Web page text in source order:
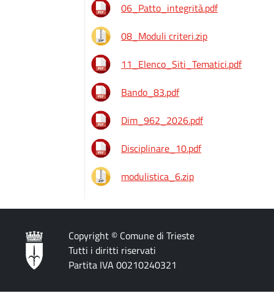
06_Patto_integrità.pdf
08_Moduli criteri.zip
11_Elenco_Siti_Tematici.pdf
Bando_83.pdf
Dim_962_2026.pdf
Disciplinare_10.pdf
modulistica_6.zip
Copyright © Comune di Trieste
Tutti i diritti riservati
Partita IVA 00210240321